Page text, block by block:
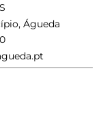
Águeda